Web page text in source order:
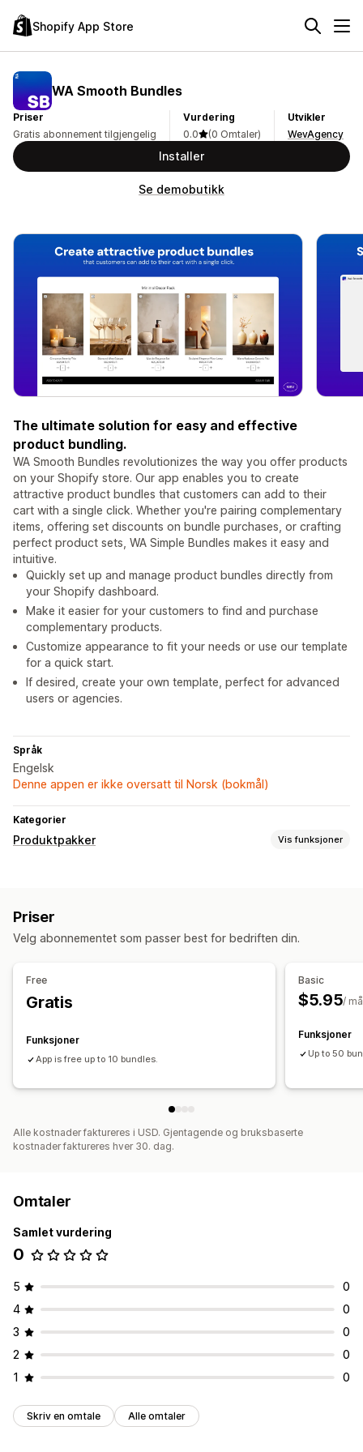
Shopify App Store
WA Smooth Bundles
Priser
Gratis abonnement tilgjengelig
Vurdering
0.0
(0 Omtaler)
Utvikler
WevAgency
Installer
Se demobutikk
The ultimate solution for easy and effective
product bundling.
WA Smooth Bundles revolutionizes the way you offer products
on your Shopify store. Our app enables you to create
attractive product bundles that customers can add to their
cart with a single click. Whether you're pairing complementary
items, offering set discounts on bundle purchases, or crafting
perfect product sets, WA Simple Bundles makes it easy and
intuitive.
Quickly set up and manage product bundles directly from
your Shopify dashboard.
Make it easier for your customers to find and purchase
complementary products.
Customize appearance to fit your needs or use our template
for a quick start.
If desired, create your own template, perfect for advanced
users or agencies.
Språk
Engelsk
Denne appen er ikke oversatt til Norsk (bokmål)
Kategorier
Produktpakker Vis funksjoner
Priser
Velg abonnementet som passer best for bedriften din.
Free
Gratis
Funksjoner
App is free up to 10 bundles.
Basic
$5.95/
Funksjoner
Up to 50
Alle kostnader faktureres i USD. Gjentagende og bruksbaserte
kostnader faktureres hver 30. dag.
Omtaler
Samlet vurdering
0
5
0
4
0
3
0
2
0
1
0
Skriv en omtale Alle omtaler